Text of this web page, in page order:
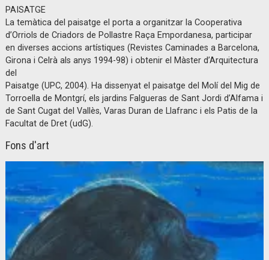
PAISATGE
La temàtica del paisatge el porta a organitzar la Cooperativa
d’Orriols de Criadors de Pollastre Raça Empordanesa, participar
en diverses accions artístiques (Revistes Caminades a Barcelona,
Girona i Celrà als anys 1994-98) i obtenir el Màster d’Arquitectura
del
Paisatge (UPC, 2004). Ha dissenyat el paisatge del Molí del Mig de
Torroella de Montgrí, els jardins Falgueras de Sant Jordi d’Alfama i
de Sant Cugat del Vallès, Varas Duran de Llafranc i els Patis de la
Facultat de Dret (udG).
Fons d'art